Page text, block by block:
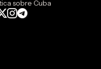
sobre Cuba